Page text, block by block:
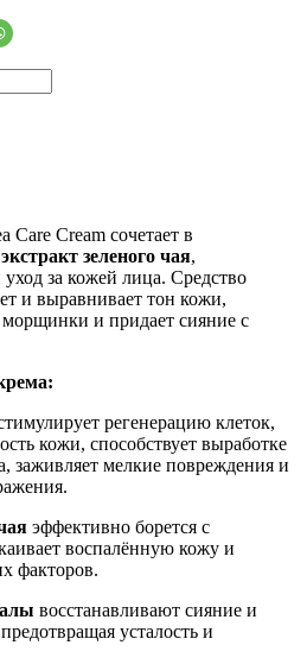
Care Cream сочетает в
зеленого чая,
за кожей лица. Средство
и выравнивает тон кожи,
и придает сияние с
регенерацию клеток,
кожи, способствует выработке
заживляет мелкие повреждения и
эффективно борется с
воспалённую кожу и
факторов.
восстанавливают сияние и
усталость и